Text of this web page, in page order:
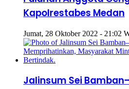
Kapolrestabes Medan
Jumat, 28 Oktober 2022 - 21:02
Jalinsum Sei